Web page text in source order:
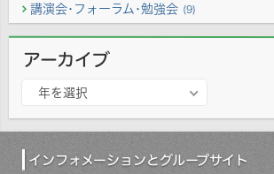
講演会･フォーラム･勉強会 (9)
アーカイブ
カ
年を選択
インフォメーションとグループサイト